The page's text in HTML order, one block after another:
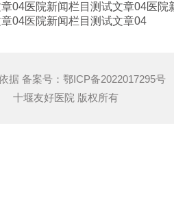
04医院新闻栏目测试文章04医
04医院新闻栏目测试文章04
据 备案号： 鄂ICP备2022017295号
十堰友好医院 版权所有